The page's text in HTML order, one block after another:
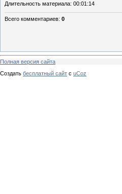
Длительность материала: 00:01:14
Всего комментариев: 0
Полная версия сайта
Создать бесплатный сайт с uCoz